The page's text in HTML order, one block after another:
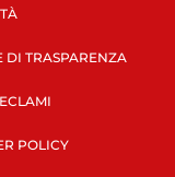
TRASPARENZA
POLICY